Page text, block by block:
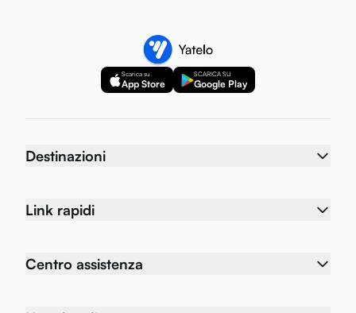
Scarica su
App Store
SCARICA SU
Google Play
Destinazioni
Link rapidi
Centro assistenza